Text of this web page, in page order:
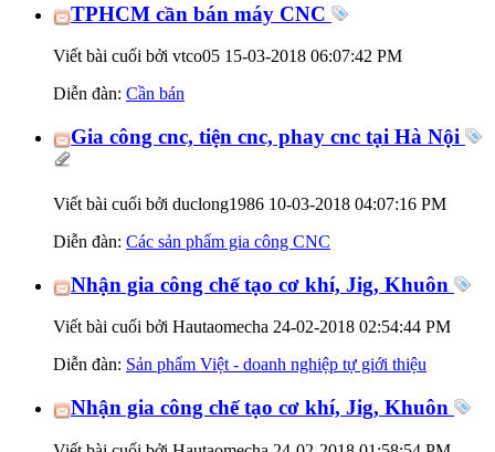
TPHCM cần bán máy CNC
Viết bài cuối bởi vtco05 15-03-2018 06:07:42 PM
Diễn đàn: Cần bán
Gia công cnc, tiện cnc, phay cnc tại Hà Nội
Viết bài cuối bởi duclong1986 10-03-2018 04:07:16 PM
Diễn đàn: Các sản phẩm gia công CNC
Nhận gia công chế tạo cơ khí, Jig, Khuôn
Viết bài cuối bởi Hautaomecha 24-02-2018 02:54:44 PM
Diễn đàn: Sản phẩm Việt - doanh nghiệp tự giới thiệu
Nhận gia công chế tạo cơ khí, Jig, Khuôn